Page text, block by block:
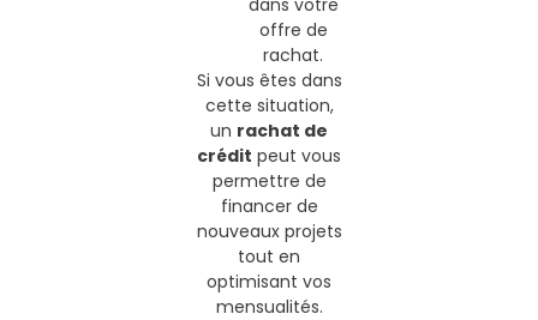
offre de
rachat.
Si vous êtes dans
cette situation,
un rachat de
crédit peut vous
permettre de
financer de
nouveaux projets
tout en
optimisant vos
mensualités.